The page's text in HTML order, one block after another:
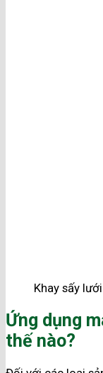
Khay sấy
Ứng dụng
thế nào?